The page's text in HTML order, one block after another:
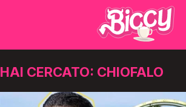
HAI CERCATO: CHIOFALO